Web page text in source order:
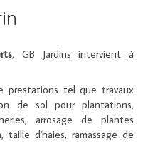
, GB Jardins intervient à
prestations tel que travaux
de sol pour plantations,
arrosage de plantes
taille d'haies, ramassage de